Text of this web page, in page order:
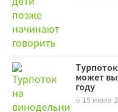
может
году
15 июля